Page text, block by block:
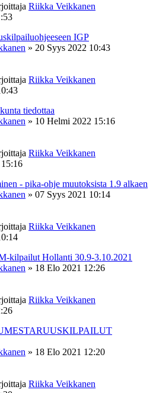
Riikka Veikkanen
IGP
» 20 Syys 2022 10:43
Riikka Veikkanen
tiedottaa
» 10 Helmi 2022 15:16
Riikka Veikkanen
- pika-ohje muutoksista 1.9 alkaen
» 07 Syys 2021 10:14
Riikka Veikkanen
kilpailut Hollanti 30.9-3.10.2021
» 18 Elo 2021 12:26
Riikka Veikkanen
» 18 Elo 2021 12:20
Riikka Veikkanen